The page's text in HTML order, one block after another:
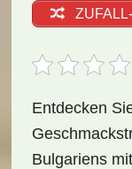
Entdecken
Bulgariens